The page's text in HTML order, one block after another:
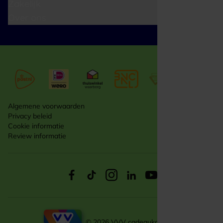
Algemene voorwaarden
Privacy beleid
Cookie informatie
Review informatie